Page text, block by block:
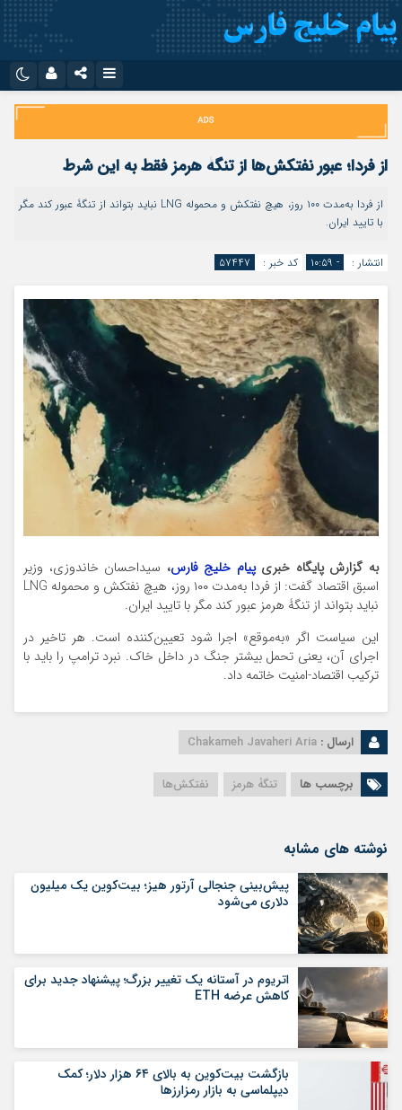
اینستاگرام
تلگرام
سروش
ایتا
نام کاربری یا نشانی ایمیل
رمز عبور
از فردا؛ عبور نفتکش‌ها از تنگۀ هرمز فقط به این شرط
از فردا‌ به‌مدت ۱۰۰ روز، هیچ نفتکش و محموله LNG نباید بتواند از تنگۀ عبور کند مگر
با تایید ایران.
انتشار : - ۱۰:۵۹ کد خبر : ۵۷۴۴۷
به گزارش پایگاه خبریپیام خلیج فارس، سیداحسان خاندوزی، وزیر
اسبق اقتصاد گفت: از فردا‌ به‌مدت ۱۰۰ روز، هیچ نفتکش و محموله LNG
نباید بتواند از تنگۀ هرمز عبور کند مگر با تایید ایران.
این سیاست اگر «به‌موقع» اجرا شود تعیین‌کننده است. هر تاخیر در
اجرای آن، یعنی تحمل بیشتر جنگ در داخل خاک. نبرد ترامپ را باید با
ترکیب اقتصاد-امنیت خاتمه داد.
ارسال : Chakameh Javaheri Aria
برچسب ها تنگۀ هرمز نفتکش‌ها
نوشته های مشابه
پیش‌بینی جنجالی آرتور هیز؛ بیت‌کوین یک میلیون
دلاری می‌شود
اتریوم در آستانه یک تغییر بزرگ؛ پیشنهاد جدید برای
کاهش عرضه ETH
بازگشت بیت‌کوین به بالای ۶۴ هزار دلار؛ کمک
دیپلماسی به بازار رمزارزها